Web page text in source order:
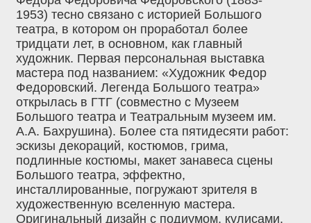
1953) тесно связано с историей Большого
театра, в котором он проработал более
тридцати лет, в основном, как главный
художник. Первая персональная выставка
мастера под названием: «Художник Федор
Федоровский. Легенда Большого театра»
открылась в ГТГ (совместно с Музеем
Большого театра и Театральным музеем им.
А.А. Бахрушина). Более ста пятидесяти работ:
эскизы декораций, костюмов, грима,
подлинные костюмы, макет занавеса сцены
Большого театра, эффектно,
инсталлированные, погружают зрителя в
художественную вселенную мастера.
Оригинальный дизайн с подиумом, кулисами,